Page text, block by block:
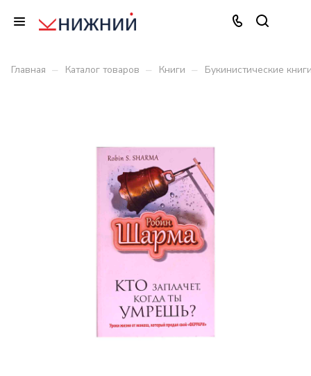
Главная – Каталог товаров – Книги – Букинистические